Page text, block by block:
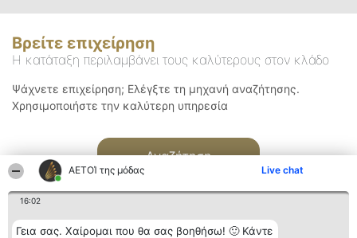
ΑΕΤΟΊ της μόδας Live chat
16:02
Γεια σας. Χαίρομαι που θα σας βοηθήσω! 🙂 Κάντε
Βρείτε επιχείρηση
Η κατάταξη περιλαμβάνει τους καλύτερους στον κλάδο
Ψάχνετε επιχείρηση; Ελέγξτε τη μηχανή αναζήτησης.
Χρησιμοποιήστε την καλύτερη υπηρεσία
Αναζήτηση